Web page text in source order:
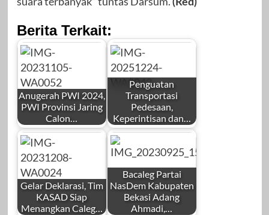
(Red)
Berita Terkait:
Anugerah PWI 2024,
PWI Provinsi Jaring
Calon…
by
Redaksi
Penguatan
Transportasi
Pedesaan,
Keperintisan dan…
by
Redaksi
Gelar Deklarasi, Tim
KASAD Siap
Menangkan Caleg…
Bacaleg Partai
NasDem Kabupaten
Bekasi Adang
Ahmadi,…